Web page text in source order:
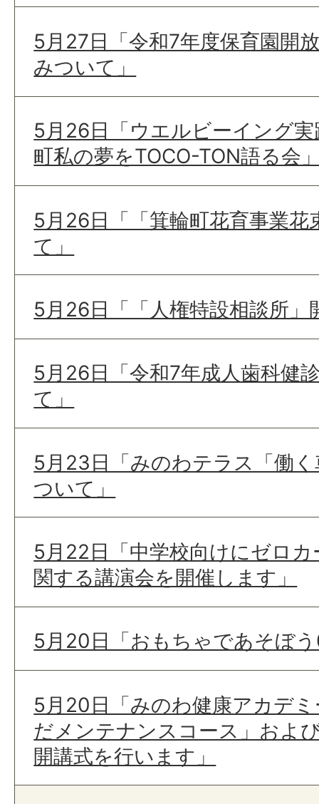
5月27日「令和7年度保育園開
みついて」
5月26日「ウエルビーイング
町私の夢をTOCO-TON語る会
5月26日「「箕輪町花育事業花
て」
5月26日「「人権特設相談所」
5月26日「令和7年成人歯科健
て」
5月23日「みのわテラス「働
ついて」
5月22日「中学校向けにゼロ
関する講演会を開催します」
5月20日「おもちゃであそぼ
5月20日「みのわ健康アカデ
だメンテナンスコース」およ
開講式を行います」